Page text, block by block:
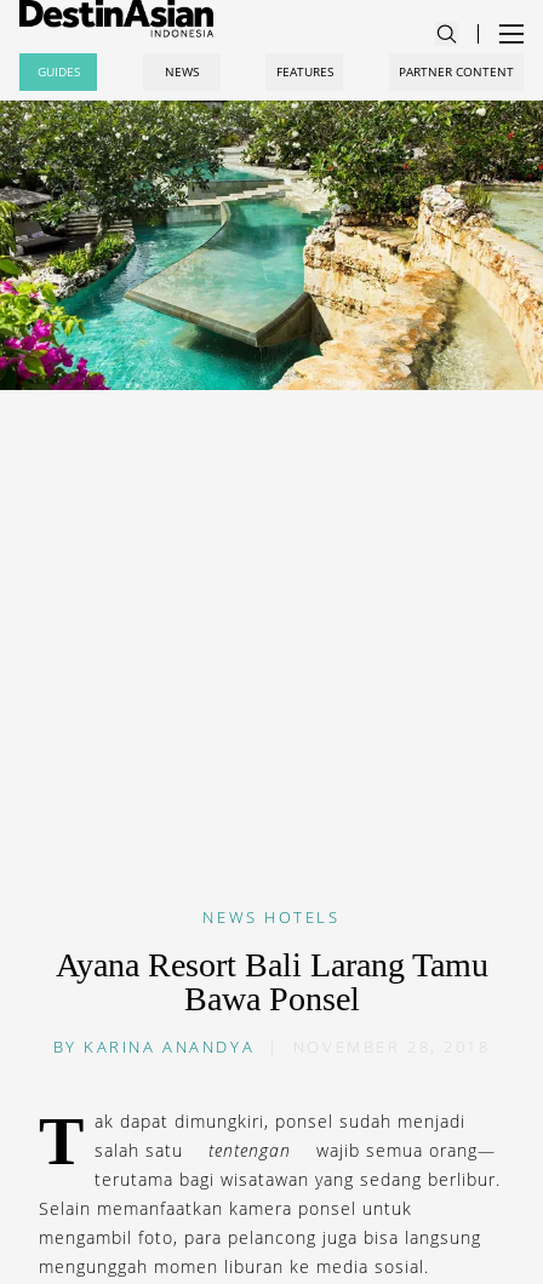
GUIDES NEWS FEATURES PARTNER CONTENT
NEWS HOTELS
Ayana Resort Bali Larang Tamu
Bawa Ponsel
BY KARINA ANANDYA NOVEMBER 28, 2018
T ak dapat dimungkiri, ponsel sudah menjadi
salah satu
tentengan
wajib semua orang—
terutama bagi wisatawan yang sedang berlibur.
Selain memanfaatkan kamera ponsel untuk
mengambil foto, para pelancong juga bisa langsung
mengunggah momen liburan ke media sosial.